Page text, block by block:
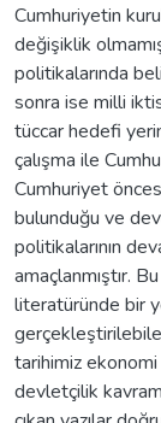
Cumhuriyetin
değişiklik
politikalarında
sonra ise milli
tüccar hedefi
çalışma ile
Cumhuriyet
bulunduğu ve
politikalarının
amaçlanmıştır.
literatüründe bir
tarihimiz
devletçilik